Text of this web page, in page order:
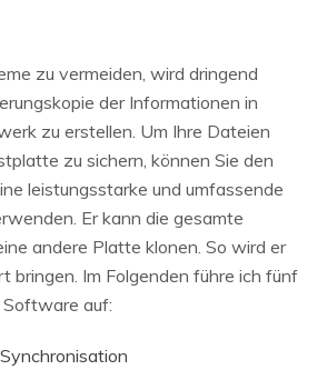
zu vermeiden, wird dringend
der Informationen in
zu erstellen. Um Ihre Dateien
zu sichern, können Sie den
leistungsstarke und umfassende
Er kann die gesamte
andere Platte klonen. So wird er
bringen. Im Folgenden führe ich fünf
auf: